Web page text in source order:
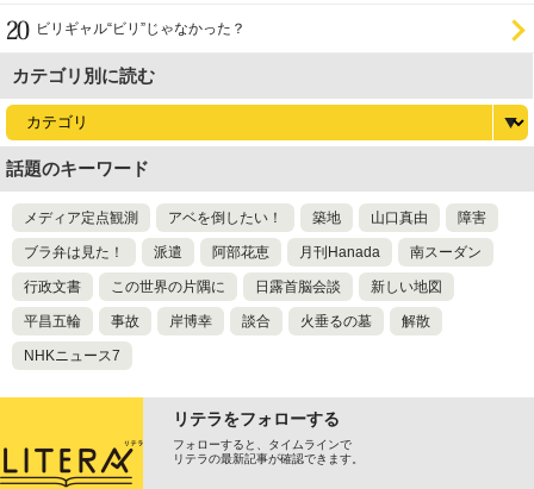
ビリギャル“ビリ”じゃなかった？
カテゴリ別に読む
話題のキーワード
メディア定点観測 アベを倒したい！ 築地 山口真由 障害
ブラ弁は見た！ 派遣 阿部花恵 月刊Hanada 南スーダン
行政文書 この世界の片隅に 日露首脳会談 新しい地図
平昌五輪 事故 岸博幸 談合 火垂るの墓 解散
NHKニュース7
リテラをフォローする
フォローすると、タイムラインで
リテラの最新記事が確認できます。